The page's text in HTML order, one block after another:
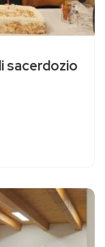
sacerdozio